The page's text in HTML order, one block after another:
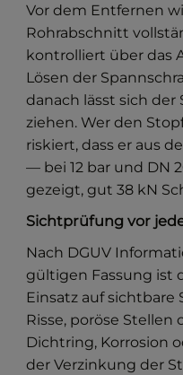
Vor dem Entfernen
Rohrabschnitt
kontrolliert über das
Lösen der
danach lässt sich
ziehen. Wer den
riskiert, dass er aus
— bei 12 bar und DN
gezeigt, gut 38 kN
Sichtprüfung vor
Nach DGUV
gültigen Fassung ist
Einsatz auf
Risse, poröse
Dichtring, Korrosion
der Verzinkung der